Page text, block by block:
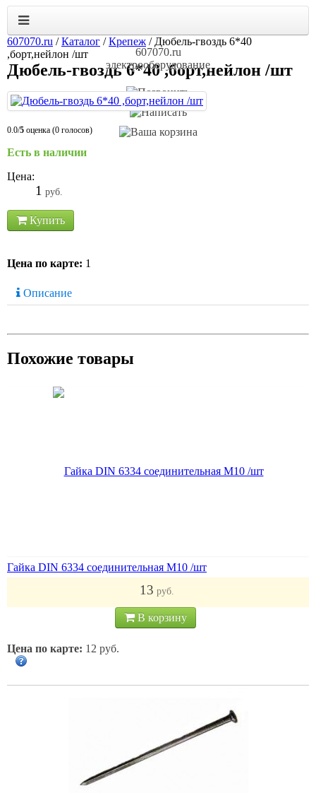
607070.ru
электрооборудование
607070.ru /Каталог /Крепеж / Дюбель-гвоздь 6*40
,борт,нейлон /шт
Дюбель-гвоздь 6*40 ,борт,нейлон /шт
0.0/5 оценка (0 голосов)
Есть в наличии
Цена:
1 руб.
Купить
Цена по карте: 1
Описание
Похожие товары
Гайка DIN 6334 соединительная M10 /шт
13 руб.
В корзину
Цена по карте: 12 руб.